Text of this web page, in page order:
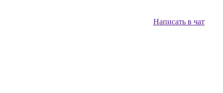
Написать в чат